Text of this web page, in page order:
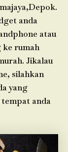
anda
atau
ke rumah
Jikalau
silahkan
yang
anda